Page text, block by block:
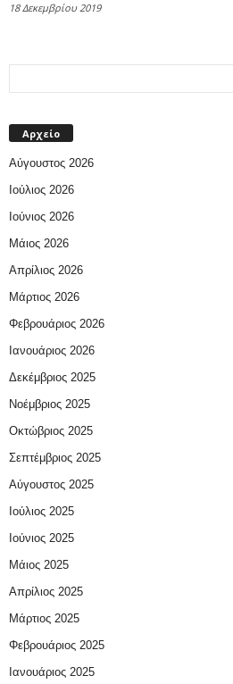
18 Δεκεμβρίου 2019
Αρχείο
Αύγουστος 2026
Ιούλιος 2026
Ιούνιος 2026
Μάιος 2026
Απρίλιος 2026
Μάρτιος 2026
Φεβρουάριος 2026
Ιανουάριος 2026
Δεκέμβριος 2025
Νοέμβριος 2025
Οκτώβριος 2025
Σεπτέμβριος 2025
Αύγουστος 2025
Ιούλιος 2025
Ιούνιος 2025
Μάιος 2025
Απρίλιος 2025
Μάρτιος 2025
Φεβρουάριος 2025
Ιανουάριος 2025